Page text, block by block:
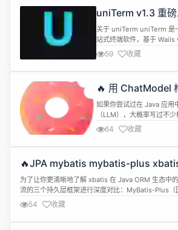
阵，覆盖全球多区域物理
端，结合Testin XAgen...
uniTerm v1.3 重
能型终端，20+
Agent
关于 uniTerm uniTerm 是
站式终端软件，基于
它将远程终端、文件传输
端、服务器监控、AI 助理
软件包中，覆盖 20 余种网
令行管理到 RDP 远...
59 收藏
🔥 用 ChatModel
Java 应用
如果你尝试过在 Java 应用
（LLM），大概率写过不
端、JSON 解析、流式处
&hellip;&hellip;Solon AI
套简洁的 Builder API 把这
AI 功能&mdas...
64 收藏
🔥JPA mybatis mybatis-plus
为了让你更清晰地了解 xbatis 在 Java ORM 生态中
流的三个持久层框架进行深度对比：MyBatis-Plus
Data JPA / Hibernate（国际标准）以及原生
性 / 维度 原生 MyBatis MyBatis-Plus (MP) xbatis ...
54 收藏